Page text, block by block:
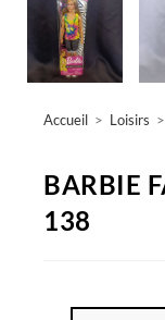
Accueil > Loisirs >
BARBIE
138